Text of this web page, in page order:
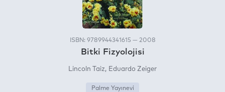
ISBN: 9789944341615 — 2008
Bitki Fizyolojisi
Lincoln Taiz Eduardo Zeiger
Palme Yayınevi